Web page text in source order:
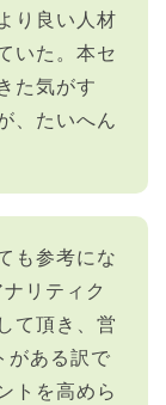
り良い人材
いた。本セ
た気がす
、たいへん
も参考にな
リティク
て頂き、営
がある訳で
トを高めら